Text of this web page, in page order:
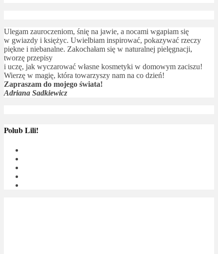
Ulegam zauroczeniom, śnię na jawie, a nocami wgapiam się
w gwiazdy i księżyc. Uwielbiam inspirować, pokazywać rzeczy
piękne i niebanalne. Zakochałam się w naturalnej pielęgnacji,
tworzę przepisy
i uczę, jak wyczarować własne kosmetyki w domowym zaciszu!
Wierzę w magię, która towarzyszy nam na co dzień!
Zapraszam do mojego świata!
Adriana Sadkiewicz
Polub Lili!